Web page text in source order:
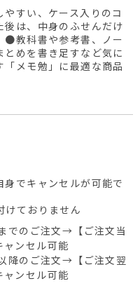
すい、ケース入りのコ
は、中身のふせんだけ
●教科書や参考書、ノー
とめを書き足すなど気に
メモ勉」に最適な商品
でキャンセルが可能で
ておりません
でのご注文→【ご注文当
ンセル可能
降のご注文→【ご注文翌
ンセル可能